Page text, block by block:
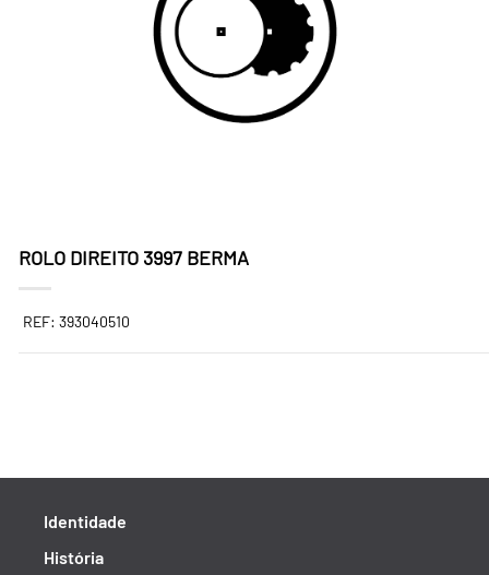
ROLO DIREITO 3997 BERMA
REF: 393040510
Identidade
História